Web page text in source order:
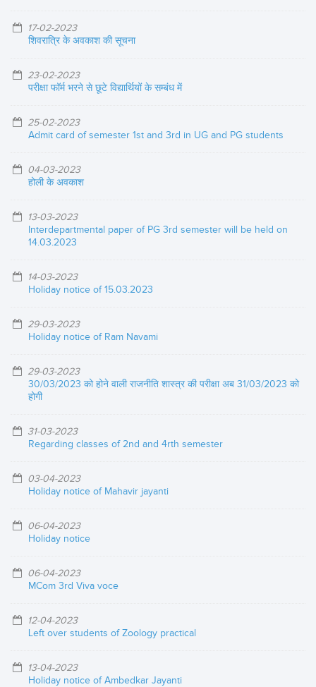
17-02-2023
शिवरात्रि के अवकाश की सूचना
23-02-2023
परीक्षा फॉर्म भरने से छूटे विद्यार्थियों के सम्बंध में
25-02-2023
Admit card of semester 1st and 3rd in UG and PG students
04-03-2023
होली के अवकाश
13-03-2023
Interdepartmental paper of PG 3rd semester will be held on
14.03.2023
14-03-2023
Holiday notice of 15.03.2023
29-03-2023
Holiday notice of Ram Navami
29-03-2023
30/03/2023 को होने वाली राजनीति शास्त्र की परीक्षा अब 31/03/2023 को
होगी
31-03-2023
Regarding classes of 2nd and 4rth semester
03-04-2023
Holiday notice of Mahavir jayanti
06-04-2023
Holiday notice
06-04-2023
MCom 3rd Viva voce
12-04-2023
Left over students of Zoology practical
13-04-2023
Holiday notice of Ambedkar Jayanti